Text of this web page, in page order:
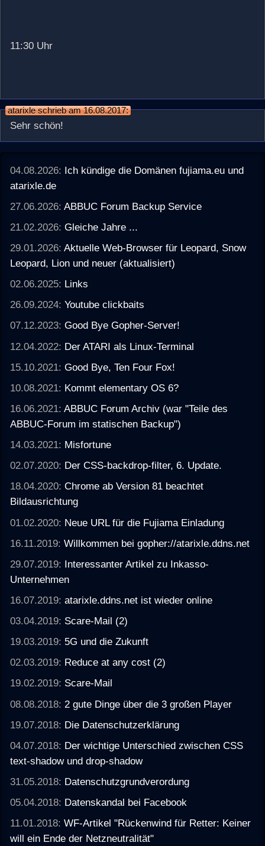
11:30 Uhr
atarixle schrieb am 16.08.2017:
Sehr schön!
04.08.2026: Ich kündige die Domänen fujiama.eu und
atarixle.de
27.06.2026:ABBUC Forum Backup Service
21.02.2026:Gleiche Jahre ...
29.01.2026:Aktuelle Web-Browser für Leopard, Snow
Leopard, Lion und neuer (aktualisiert)
02.06.2025: Links
26.09.2024:Youtube clickbaits
07.12.2023:Good Bye Gopher-Server!
12.04.2022: Der ATARI als Linux-Terminal
15.10.2021:Good Bye, Ten Four Fox!
10.08.2021: Kommt elementary OS 6?
16.06.2021:ABBUC Forum Archiv (war "Teile des
ABBUC-Forum im statischen Backup")
14.03.2021: Misfortune
02.07.2020: Der CSS-backdrop-filter, 6. Update.
18.04.2020:Chrome ab Version 81 beachtet
Bildausrichtung
01.02.2020: Neue URL für die Fujiama Einladung
16.11.2019:Willkommen bei gopher://atarixle.ddns.net
29.07.2019: Interessanter Artikel zu Inkasso-
Unternehmen
16.07.2019:atarixle.ddns.net ist wieder online
03.04.2019: Scare-Mail (2)
19.03.2019: 5G und die Zukunft
02.03.2019: Reduce at any cost (2)
19.02.2019: Scare-Mail
08.08.2018: 2 gute Dinge über die 3 großen Player
19.07.2018: Die Datenschutzerklärung
04.07.2018: Der wichtige Unterschied zwischen CSS
text-shadow und drop-shadow
31.05.2018: Datenschutzgrundverordung
05.04.2018: Datenskandal bei Facebook
11.01.2018:WF-Artikel "Rückenwind für Retter: Keiner
will ein Ende der Netzneutralität"